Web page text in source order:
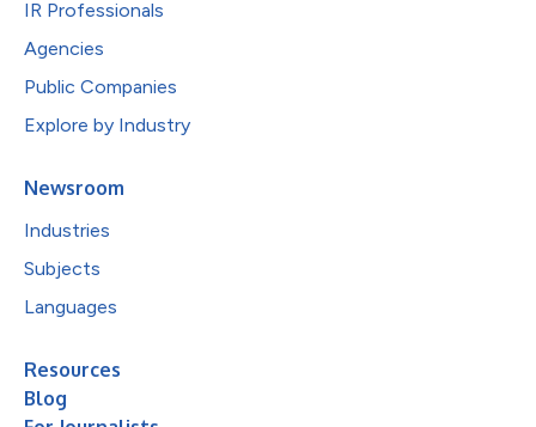
IR Professionals
Agencies
Public Companies
Explore by Industry
Newsroom
Industries
Subjects
Languages
Resources
Blog